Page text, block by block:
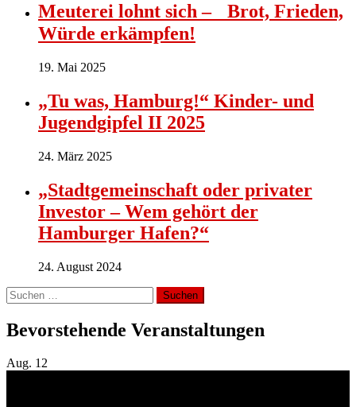
Meuterei lohnt sich – Brot, Frieden,
Würde erkämpfen!
19. Mai 2025
„Tu was, Hamburg!“ Kinder- und
Jugendgipfel II 2025
24. März 2025
„Stadtgemeinschaft oder privater
Investor – Wem gehört der
Hamburger Hafen?“
24. August 2024
Suchen
nach:
Bevorstehende Veranstaltungen
Aug. 12